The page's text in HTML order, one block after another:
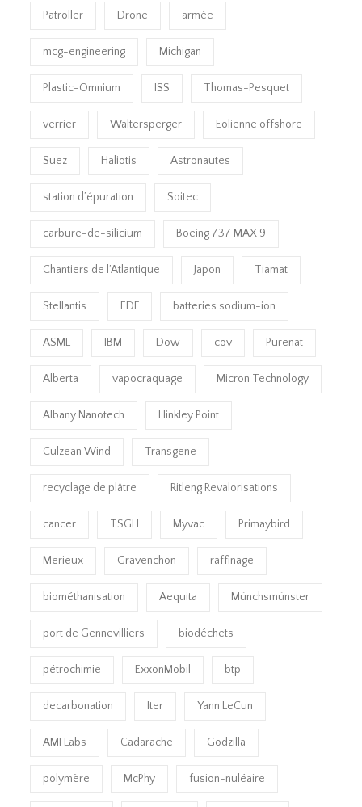
Patroller Drone armée
mcg-engineering Michigan
Plastic-Omnium ISS Thomas-Pesquet
verrier Waltersperger Eolienne offshore
Suez Haliotis Astronautes
station d’épuration Soitec
carbure-de-silicium Boeing 737 MAX 9
Chantiers de l’Atlantique Japon Tiamat
Stellantis EDF batteries sodium-ion
ASML IBM Dow cov Purenat
Alberta vapocraquage Micron Technology
Albany Nanotech Hinkley Point
Culzean Wind Transgene
recyclage de plâtre Ritleng Revalorisations
cancer TSGH Myvac Primaybird
Merieux Gravenchon raffinage
biométhanisation Aequita Münchsmünster
port de Gennevilliers biodéchets
pétrochimie ExxonMobil btp
decarbonation Iter Yann LeCun
AMI Labs Cadarache Godzilla
polymère McPhy fusion-nuléaire